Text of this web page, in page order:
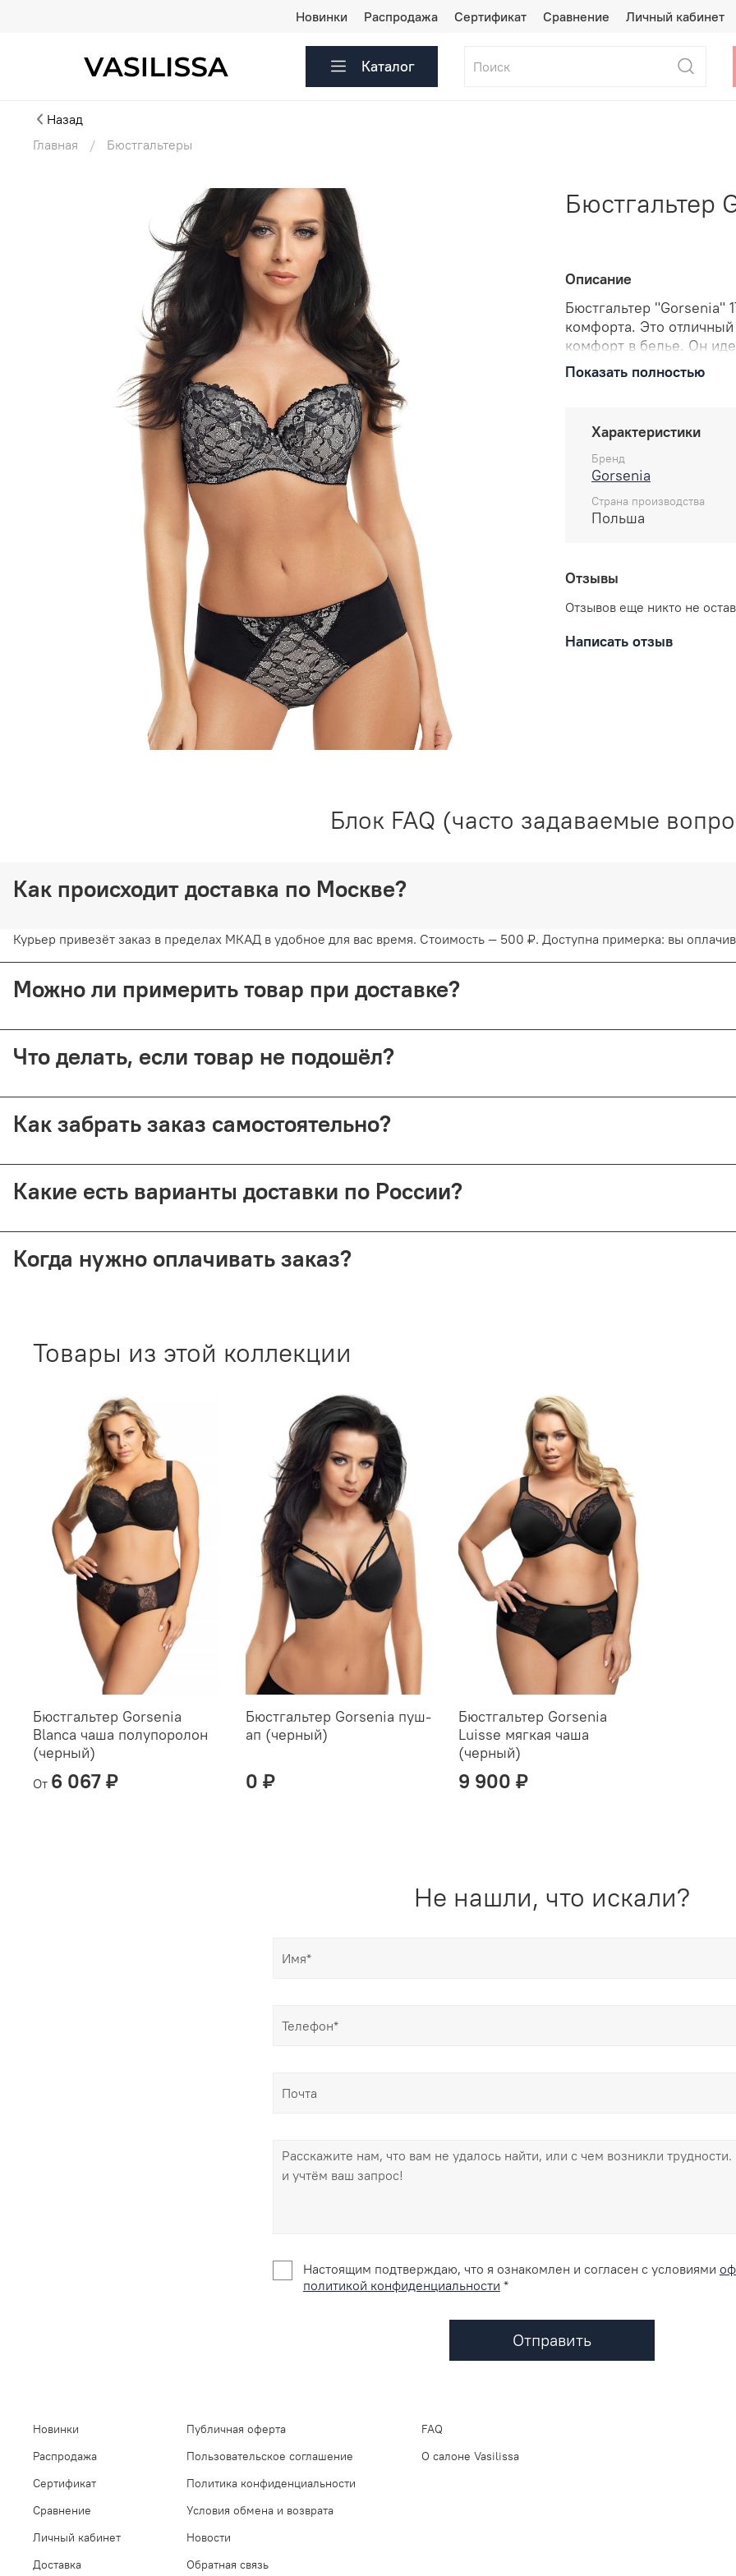
Новинки Распродажа Сертификат Сравнение Личный кабинет
Каталог
Назад
Главная
Бюстгальтеры
Бюстгальтер
Описание
Бюстгальтер "Gorsenia"
комфорта. Это
комфорт в белье. Он
обеспечит вам
Тонкий поролон
На косточках
Застежка: 2 крючка
Регулируемые
Состав:
3% полиэстер
Уход за вещами:
Показать полностью
Характеристики
Бренд
Gorsenia
Страна производства
Польша
Отзывы
Отзывов еще никто не
Написать отзыв
Блок FAQ (часто задаваемые
Как происходит доставка по Москве?
Курьер привезёт заказ в пределах МКАД в удобное для вас время. Стоимость — 500 ₽. Доступна примерка: вы
Можно ли примерить товар при доставке?
Что делать, если товар не подошёл?
Как забрать заказ самостоятельно?
Какие есть варианты доставки по России?
Когда нужно оплачивать заказ?
Товары из этой коллекции
Бюстгальтер Gorsenia
Blanca чаша полупоролон
(черный)
От 6 067 ₽
Бюстгальтер Gorsenia пуш-
ап (черный)
0 ₽
Бюстгальтер Gorsenia
Luisse мягкая чаша
(черный)
9 900 ₽
Не нашли, что искали?
Настоящим подтверждаю, что я ознакомлен и согласен с условиями
политикой конфиденциальности *
Отправить
Новинки
Распродажа
Сертификат
Сравнение
Личный кабинет
Доставка
Публичная оферта
Пользовательское соглашение
Политика конфиденциальности
Условия обмена и возврата
Новости
Обратная связь
FAQ
О салоне Vasilissa